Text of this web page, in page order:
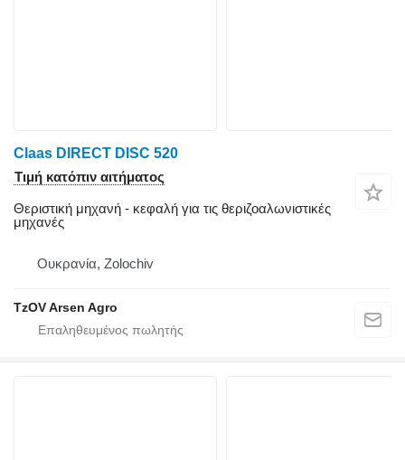
Claas DIRECT DISC 520
Τιμή κατόπιν αιτήματος
Θεριστική μηχανή - κεφαλή για τις θεριζοαλωνιστικές
μηχανές
Ουκρανία, Zolochiv
TzOV Arsen Agro